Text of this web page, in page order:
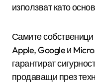
използват като
Самите
Apple, Google и
гарантират
продаващи през